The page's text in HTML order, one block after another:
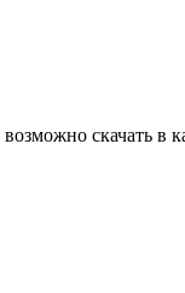
скачать в